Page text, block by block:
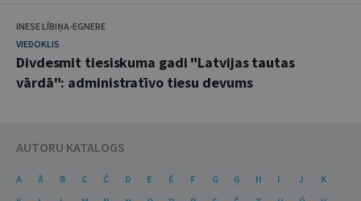
INESE LĪBIŅA-EGNERE
VIEDOKLIS
Divdesmit tiesiskuma gadi "Latvijas tautas
vārdā": administratīvo tiesu devums
AUTORU KATALOGS
A Ā B C Č D E Ē F G Ģ H I J
K